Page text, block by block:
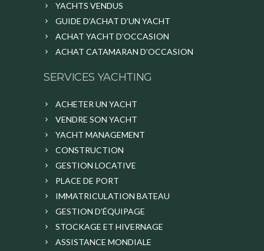
YACHTS VENDUS
GUIDE D’ACHAT D’UN YACHT
ACHAT YACHT D’OCCASION
ACHAT CATAMARAN D’OCCASION
SERVICES YACHTING
ACHETER UN YACHT
VENDRE SON YACHT
YACHT MANAGEMENT
CONSTRUCTION
GESTION LOCATIVE
PLACE DE PORT
IMMATRICULATION BATEAU
GESTION D’ÉQUIPAGE
STOCKAGE ET HIVERNAGE
ASSISTANCE MONDIALE